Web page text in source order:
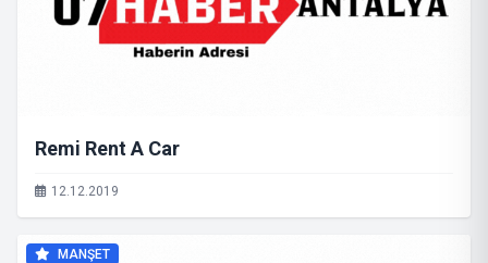
Remi Rent A Car
12.12.2019
MANŞET